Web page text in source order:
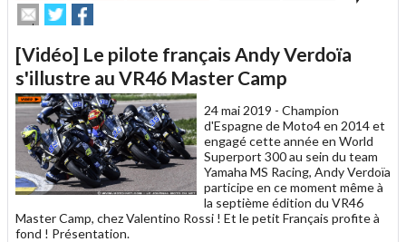
Envoyer
cet
à
un
ami
Partager
sur
sur
[Vidéo] Le pilote français Andy Verdoïa
s'illustre au VR46 Master Camp
24 mai 2019 - Champion
d'Espagne de Moto4 en 2014 et
engagé cette année en World
Superport 300 au sein du team
Yamaha MS Racing, Andy Verdoïa
participe en ce moment même à
la septième édition du VR46
Master Camp, chez Valentino Rossi ! Et le petit Français profite à
fond ! Présentation.